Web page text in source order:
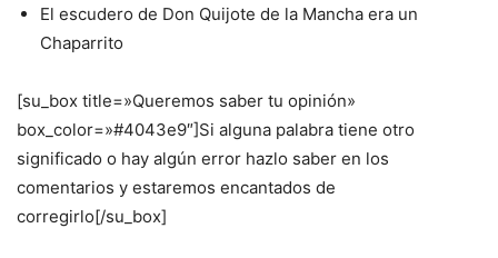
El escudero de Don Quijote de la Mancha era un
Chaparrito
[su_box title=»Queremos saber tu opinión»
box_color=»#4043e9″]Si alguna palabra tiene otro
significado o hay algún error hazlo saber en los
comentarios y estaremos encantados de
corregirlo[/su_box]